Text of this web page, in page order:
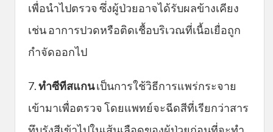
เพื่อนำไปตรวจ ซึ่งผู้ป่วยอาจได้รับผลข้างเคียง
เช่น อาการปวดหรือติดเชื้อบริเวณที่เนื้อเยื่อถูก
กำจัดออกไป
7.ทำซีทีสแกนเป็นการใช้วิธีการแพร่กระจาย
เข้ามาเพื่อตรวจ โดยแพทย์จะฉีดสีที่เรียกว่าสาร